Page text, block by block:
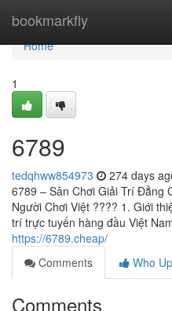
bookmarkfly
Home
Home
1
6789
tedqhww854973 274 days
6789 – Sân Chơi Giải Trí Đẳng
Người Chơi Việt ???? 1. Giới
trí trực tuyến hàng đầu Việt
https://6789.cheap/
Comments
Who
Comments